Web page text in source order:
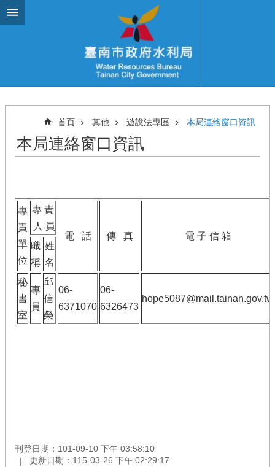
跳到主要內容區塊
首頁 其他 遊說法專區 本局連絡窗口資訊
本局連絡窗口資訊
專
責
單
位
專 責
人 員
電
話 傳 真 電 子 信 箱
職
稱
姓
名
秘
書
室
專
員
邱
信
榮
06-
6371070
06-
6326473
hope5087@mail.tainan.gov.tw
刊登日期：101-09-10 下午 03:58:10
更新日期：115-03-26 下午 02:29:17